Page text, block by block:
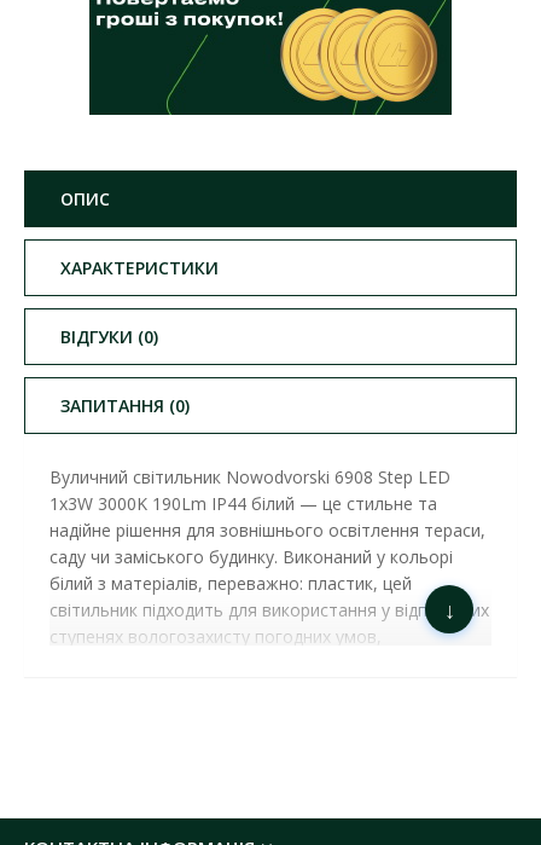
ОПИС
ХАРАКТЕРИСТИКИ
ВІДГУКИ (0)
ЗАПИТАННЯ (0)
Вуличний світильник Nowodvorski 6908 Step LED
1x3W 3000K 190Lm IP44 білий — це стильне та
надійне рішення для зовнішнього освітлення тераси,
саду чи заміського будинку. Виконаний у кольорі
білий з матеріалів, переважно: пластик, цей
світильник підходить для використання у відповідних
ступенях вологозахисту погодних умов,
вишуканий дизайн забезпечують дивовижну
↓